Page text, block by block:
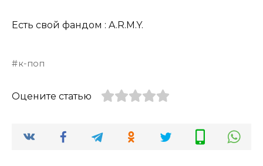
Есть свой фандом : A.R.M.Y.
к-поп
Оцените статью